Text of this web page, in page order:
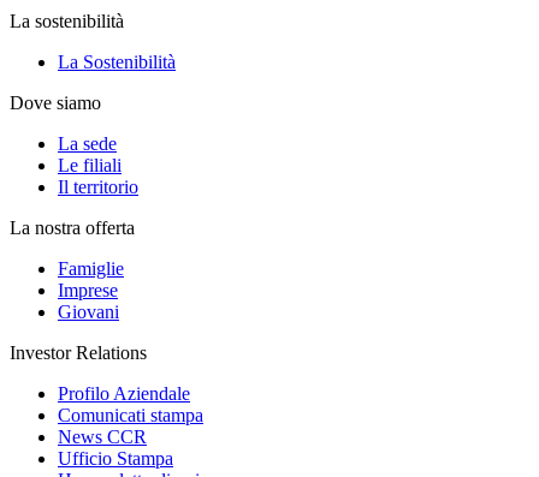
La sostenibilità
La Sostenibilità
Dove siamo
La sede
Le filiali
Il territorio
La nostra offerta
Famiglie
Imprese
Giovani
Investor Relations
Profilo Aziendale
Comunicati stampa
News CCR
Ufficio Stampa